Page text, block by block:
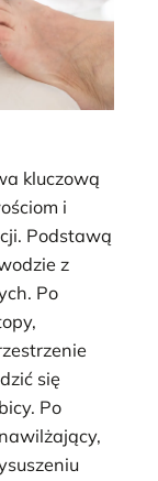
kluczową
i
Podstawą
z
Po
się
Po